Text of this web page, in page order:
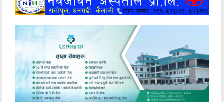
मनोरञ्जन
अन्य